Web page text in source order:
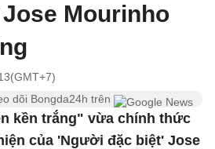
Mourinho
dõi Bongda24h trên
kền trắng" vừa chính thức
của 'Người đặc biệt' Jose